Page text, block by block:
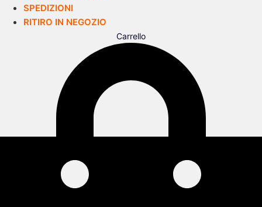
SPEDIZIONI
RITIRO IN NEGOZIO
Carrello